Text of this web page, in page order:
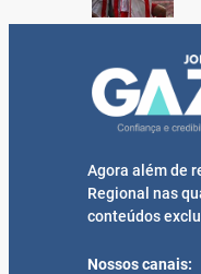
Agora além de
Regional nas
conteúdos
Nossos canais: